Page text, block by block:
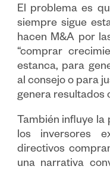
El problema es
siempre sigue
hacen M&A por
“comprar
estanca, para
al consejo o para
genera resultados
También influye
los inversores
directivos
una narrativa